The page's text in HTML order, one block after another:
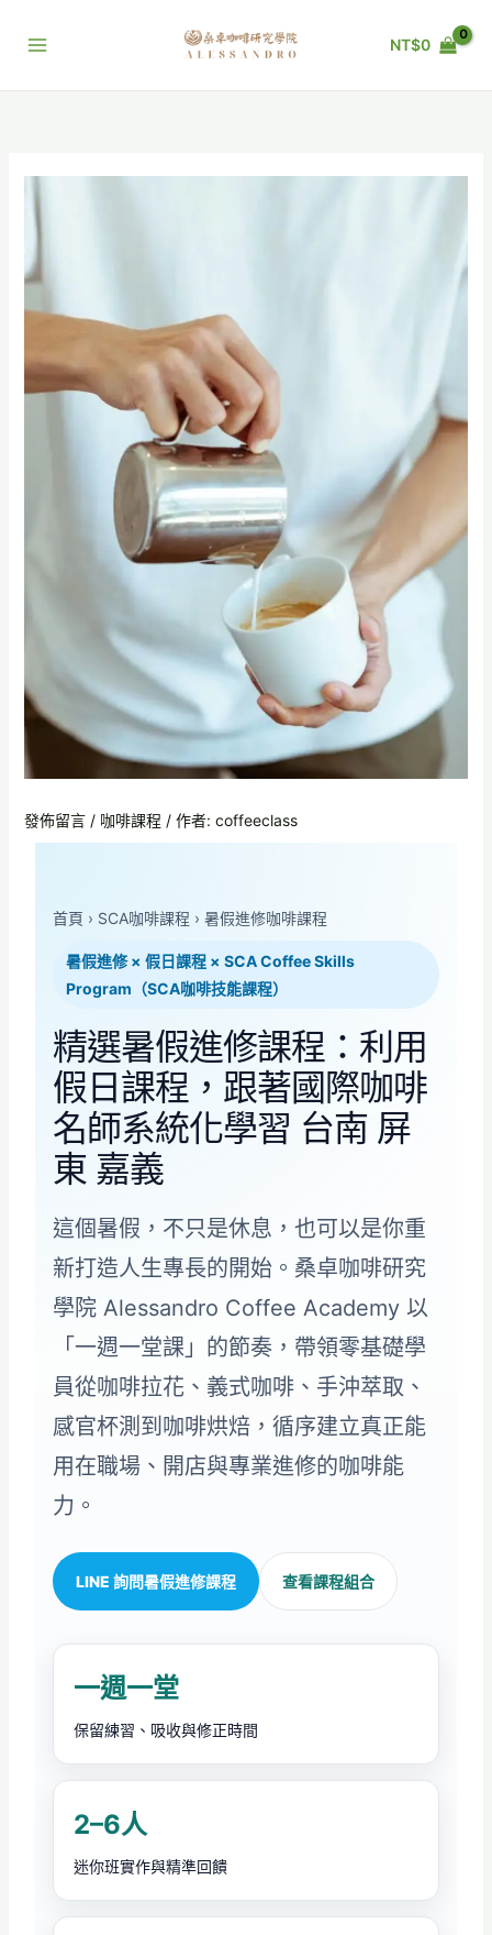
NT$0
發佈留言 / 咖啡課程 / 作者: coffeeclass
首頁 › SCA咖啡課程 › 暑假進修咖啡課程
暑假進修 × 假日課程 × SCA Coffee Skills
Program（SCA咖啡技能課程）
精選暑假進修課程：利用
假日課程，跟著國際咖啡
名師系統化學習 台南 屏
東 嘉義
這個暑假，不只是休息，也可以是你重
新打造人生專長的開始。桑卓咖啡研究
學院 Alessandro Coffee Academy 以
「一週一堂課」的節奏，帶領零基礎學
員從咖啡拉花、義式咖啡、手沖萃取、
感官杯測到咖啡烘焙，循序建立真正能
用在職場、開店與專業進修的咖啡能
力。
LINE 詢問暑假進修課程 查看課程組合
一週一堂
保留練習、吸收與修正時間
2–6人
迷你班實作與精準回饋